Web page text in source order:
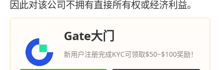
因此对该公司不拥有直接所有权或经济利益。
Gate大门
新用户注册完成KYC可领取$50~$100奖励！